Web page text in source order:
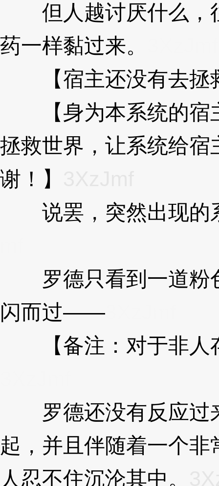
但人越讨厌什么，
药一样黏过来。
【宿主还没有去拯
【身为本系统的宿
拯救世界，让系统给宿
谢！】
说罢，突然出现的
罗德只看到一道粉
闪而过——
【备注：对于非人
罗德还没有反应过
起，并且伴随着一个
人忍不住沉沦其中。